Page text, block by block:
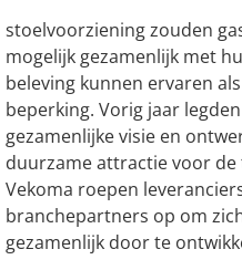
stoelvoorziening zouden
mogelijk gezamenlijk met
beleving kunnen ervaren
beperking. Vorig jaar
gezamenlijke visie en
duurzame attractie voor de
Vekoma roepen
branchepartners op om
gezamenlijk door te